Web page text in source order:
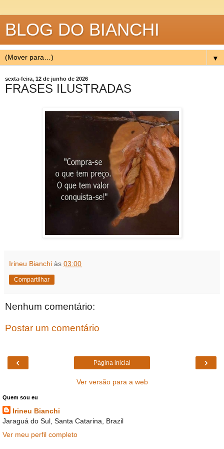
BLOG DO BIANCHI
▼
sexta-feira, 12 de junho de 2026
FRASES ILUSTRADAS
Irineu Bianchi às 03:00
Compartilhar
Nenhum comentário:
Postar um comentário
‹ ›
Página inicial
Ver versão para a web
Quem sou eu
Irineu Bianchi
Jaraguá do Sul, Santa Catarina, Brazil
Ver meu perfil completo